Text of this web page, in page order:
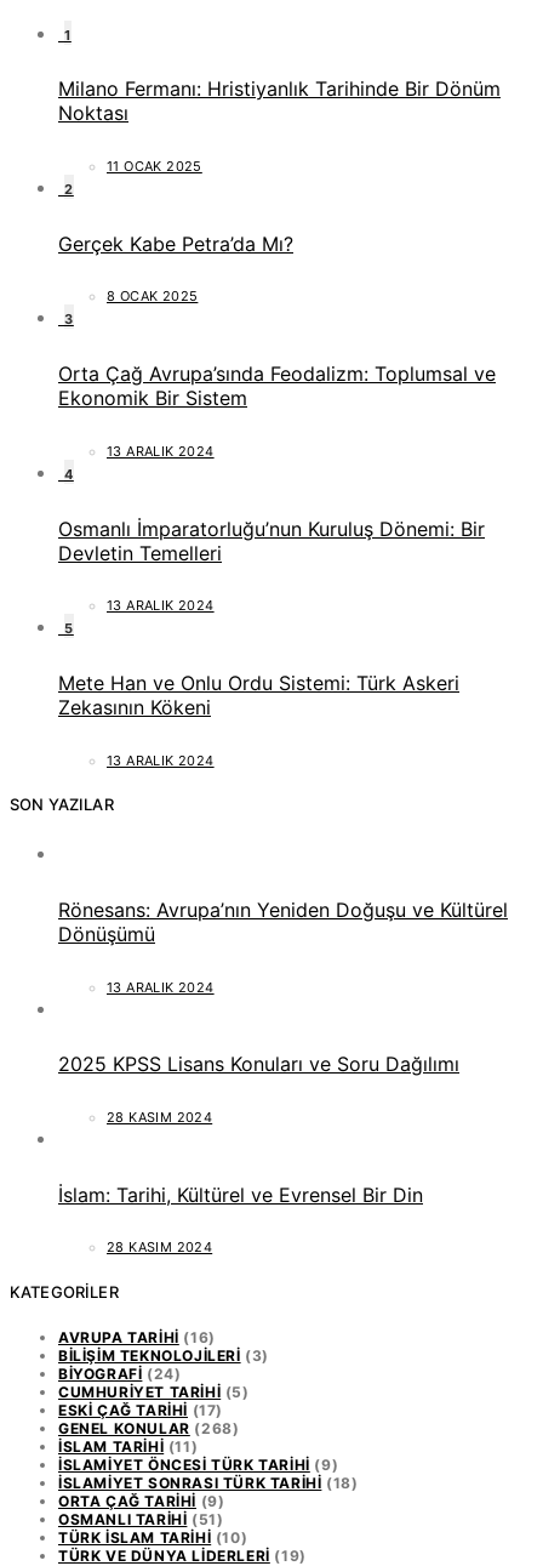
1
Milano Fermanı: Hristiyanlık Tarihinde Bir Dönüm
Noktası
11 OCAK 2025
2
Gerçek Kabe Petra’da Mı?
8 OCAK 2025
3
Orta Çağ Avrupa’sında Feodalizm: Toplumsal ve
Ekonomik Bir Sistem
13 ARALIK 2024
4
Osmanlı İmparatorluğu’nun Kuruluş Dönemi: Bir
Devletin Temelleri
13 ARALIK 2024
5
Mete Han ve Onlu Ordu Sistemi: Türk Askeri
Zekasının Kökeni
13 ARALIK 2024
SON YAZILAR
Rönesans: Avrupa’nın Yeniden Doğuşu ve Kültürel
Dönüşümü
13 ARALIK 2024
2025 KPSS Lisans Konuları ve Soru Dağılımı
28 KASIM 2024
İslam: Tarihi, Kültürel ve Evrensel Bir Din
28 KASIM 2024
KATEGORILER
AVRUPA TARIHI (16)
BILIŞIM TEKNOLOJILERI (3)
BIYOGRAFI (24)
CUMHURIYET TARIHI (5)
ESKI ÇAĞ TARIHI (17)
GENEL KONULAR (268)
İSLAM TARIHI (11)
İSLAMIYET ÖNCESI TÜRK TARIHI (9)
İSLAMIYET SONRASI TÜRK TARIHI (18)
ORTA ÇAĞ TARIHI (9)
OSMANLI TARIHI (51)
TÜRK İSLAM TARIHI (10)
TÜRK VE DÜNYA LIDERLERI (19)